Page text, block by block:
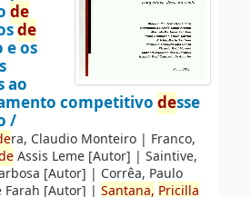
de
de
os
ao
competitivo desse
/
ra, Claudio Monteiro| Franco,
Assis Leme[Autor] | Saintive,
[Autor] | Corrêa, Paulo
Farah [Autor] | Santana, Pricilla